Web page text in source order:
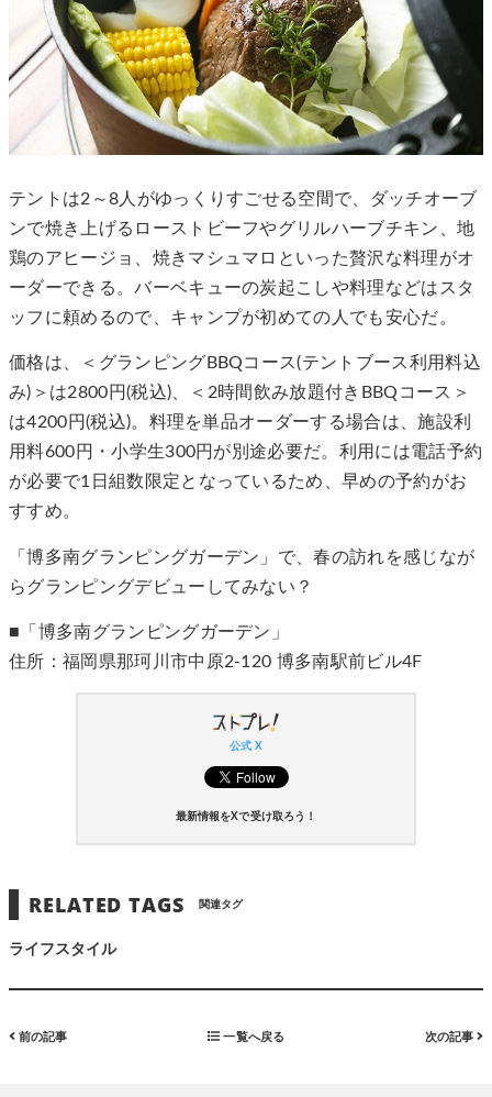
テントは2～8人がゆっくりすごせる空間で、ダッチオーブ
ンで焼き上げるローストビーフやグリルハーブチキン、地
鶏のアヒージョ、焼きマシュマロといった贅沢な料理がオ
ーダーできる。バーベキューの炭起こしや料理などはスタ
ッフに頼めるので、キャンプが初めての人でも安心だ。
価格は、＜グランピングBBQコース(テントブース利用料込
み)＞は2800円(税込)、＜2時間飲み放題付きBBQコース＞
は4200円(税込)。料理を単品オーダーする場合は、施設利
用料600円・小学生300円が別途必要だ。利用には電話予約
が必要で1日組数限定となっているため、早めの予約がお
すすめ。
「博多南グランピングガーデン」で、春の訪れを感じなが
らグランピングデビューしてみない？
■「博多南グランピングガーデン」
住所：福岡県那珂川市中原2-120 博多南駅前ビル4F
公式 X
最新情報をXで受け取ろう！
RELATED TAGS 関連タグ
ライフスタイル
前の記事 一覧へ戻る 次の記事